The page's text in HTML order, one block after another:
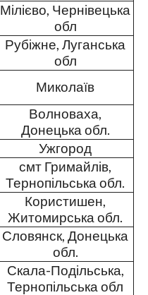
Мілієво, Чернівецька
обл
Рубіжне, Луганська
обл
Миколаїв
Волноваха,
Донецька обл.
Ужгород
смт Гримайлів,
Тернопільська обл.
Користишен,
Житомирська обл.
Словянск, Донецька
обл.
Скала-Подільська,
Тернопільська обл